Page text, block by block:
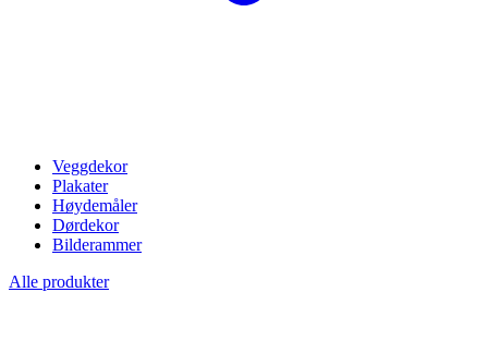
Veggdekor
Plakater
Høydemåler
Dørdekor
Bilderammer
Alle produkter